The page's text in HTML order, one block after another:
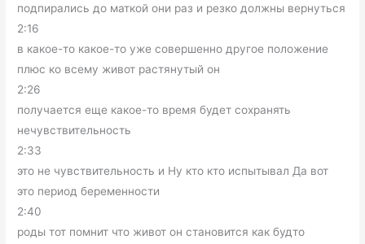
подпирались до маткой они раз и резко должны вернуться
2:16
в какое-то какое-то уже совершенно другое положение
плюс ко всему живот растянутый он
2:26
получается еще какое-то время будет сохранять
нечувствительность
2:33
это не чувствительность и Ну кто кто испытывал Да вот
это период беременности
2:40
роды тот помнит что живот он становится как будто